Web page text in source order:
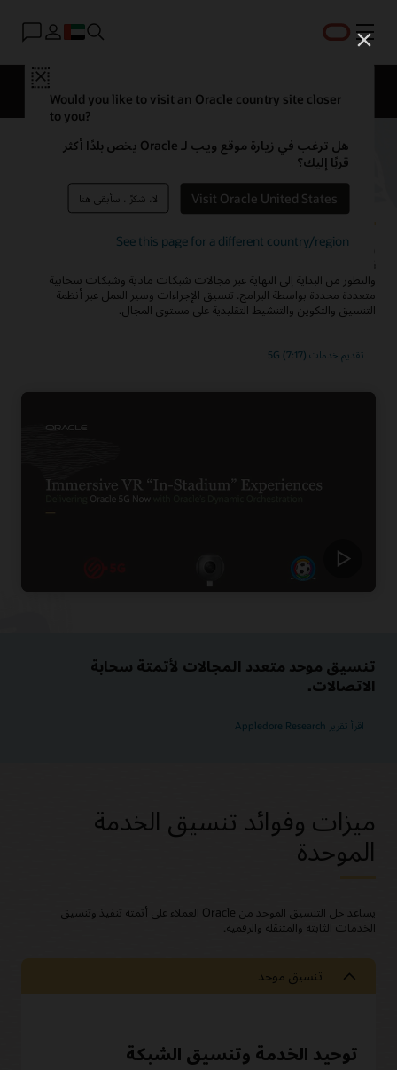
القائمة
Close
Would you like to visit an Oracle country site closer
to you?
هل ترغب في زيارة موقع ويب لـ Oracle يخص بلدًا أكثر
قربًا إليك؟
Visit Oracle United States لا، شكرًا، سأبقى هنا
See this page for a different country/region
التنسيق الموحد - حل تنسيق
الخدمة السحابية الأصلية
سرِّع وقت تحقيق إيرادات الخدمات الثابتة وخدمات الأجهزة المحمولة والرقمية
والتطور من البداية إلى النهاية عبر مجالات شبكات مادية وشبكات سحابية
متعددة محددة بواسطة البرامج. تنسيق الإجراءات وسير العمل عبر أنظمة
التنسيق والتكوين والتنشيط التقليدية على مستوى المجال.
تقديم خدمات 5G (7:17)
تنسيق موحد متعدد المجالات لأتمتة سحابة
الاتصالات.
اقرأ تقرير Appledore Research
ميزات وفوائد تنسيق الخدمة
الموحدة
يساعد حل التنسيق الموحد من Oracle العملاء على أتمتة تنفيذ وتنسيق
الخدمات الثابتة والمتنقلة والرقمية.
تنسيق موحد
توحيد الخدمة وتنسيق الشبكة